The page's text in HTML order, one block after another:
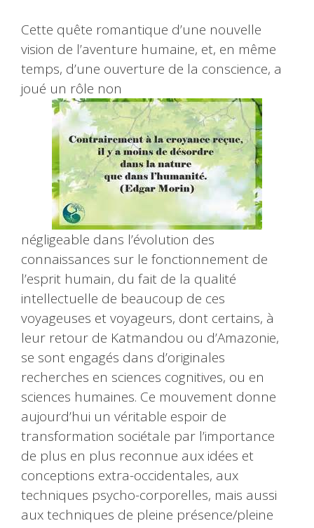
Cette quête romantique d’une nouvelle
vision de l’aventure humaine, et, en même
temps, d’une ouverture de la conscience, a
joué un rôle non
négligeable dans l’évolution des
connaissances sur le fonctionnement de
l’esprit humain, du fait de la qualité
intellectuelle de beaucoup de ces
voyageuses et voyageurs, dont certains, à
leur retour de Katmandou ou d’Amazonie,
se sont engagés dans d’originales
recherches en sciences cognitives, ou en
sciences humaines. Ce mouvement donne
aujourd’hui un véritable espoir de
transformation sociétale par l’importance
de plus en plus reconnue aux idées et
conceptions extra-occidentales, aux
techniques psycho-corporelles, mais aussi
aux techniques de pleine présence/pleine